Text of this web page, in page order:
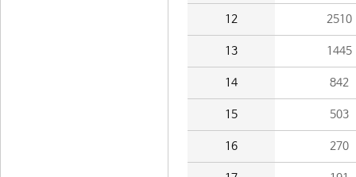
12 2510
13 1445
14 842
15 503
16 270